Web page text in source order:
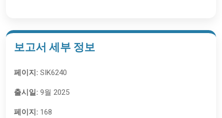
보고서 세부 정보
페이지: SIK6240
출시일: 9월 2025
페이지: 168